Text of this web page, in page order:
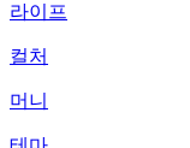
라이프
컬처
머니